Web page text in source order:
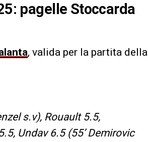
pagelle Stoccarda
, valida per la partita della
s.v), Rouault 5.5,
Undav 6.5 (55’ Demirovic